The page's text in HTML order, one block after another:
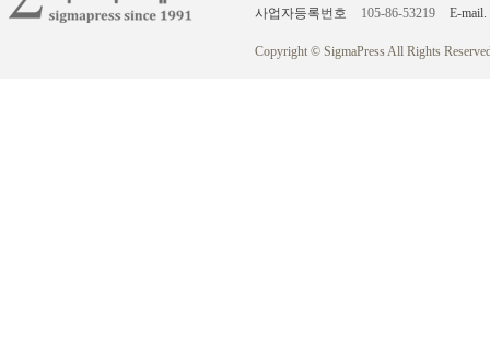
사업자등록번호
105-86-53219 E-mail.
Copyright © SigmaPress All Rights